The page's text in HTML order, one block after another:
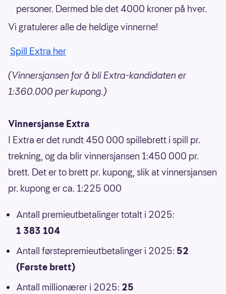
personer. Dermed ble det 4000 kroner på hver.
Vi gratulerer alle de heldige vinnerne!
Spill Extra her
(Vinnersjansen for å bli Extra-kandidaten er
1:360.000 per kupong.)
Vinnersjanse Extra
I Extra er det rundt 450 000 spillebrett i spill pr.
trekning, og da blir vinnersjansen 1:450 000 pr.
brett. Det er to brett pr. kupong, slik at vinnersjansen
pr. kupong er ca. 1:225 000
Antall premieutbetalinger totalt i 2025:
1 383 104
Antall førstepremieutbetalinger i 2025: 52
(Første brett)
Antall millionærer i 2025: 25